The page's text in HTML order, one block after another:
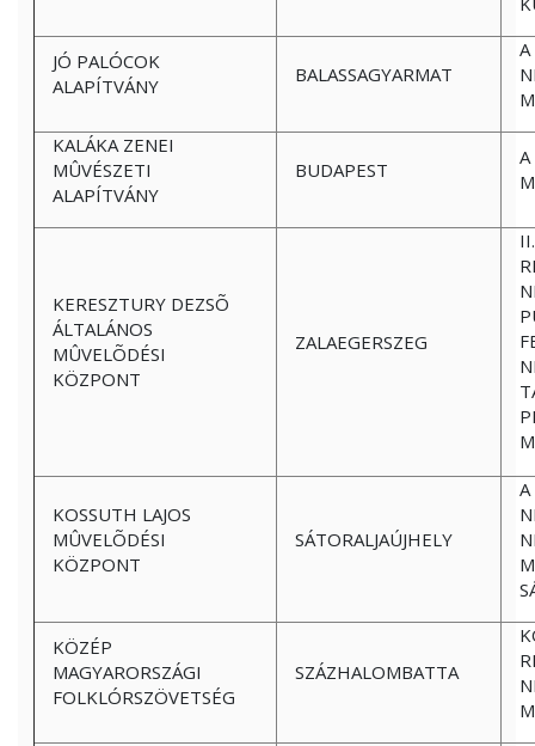
JÓ PALÓCOK
ALAPÍTVÁNY
BALASSAGYARMAT
A
KALÁKA ZENEI
MÛVÉSZETI
ALAPÍTVÁNY
BUDAPEST
A
KERESZTURY DEZSÕ
ÁLTALÁNOS
MÛVELÕDÉSI
KÖZPONT
ZALAEGERSZEG
KOSSUTH LAJOS
MÛVELÕDÉSI
KÖZPONT
SÁTORALJAÚJHELY
A
KÖZÉP
MAGYARORSZÁGI
FOLKLÓRSZÖVETSÉG
SZÁZHALOMBATTA